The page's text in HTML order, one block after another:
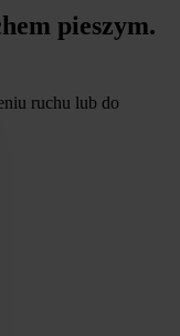
pieszym.
ruchu lub do